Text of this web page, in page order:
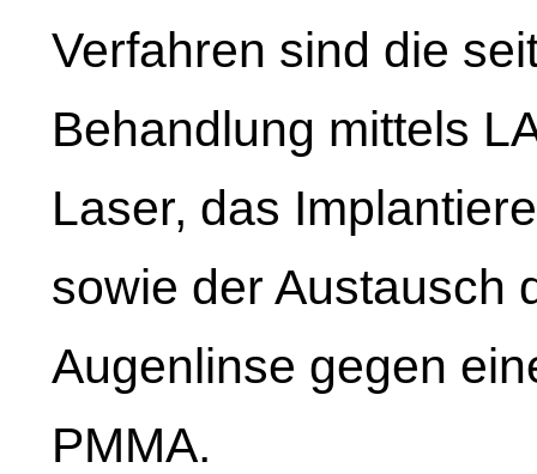
Verfahren sind die
Behandlung mittels
Laser, das
sowie der Austausch
Augenlinse gegen
PMMA.